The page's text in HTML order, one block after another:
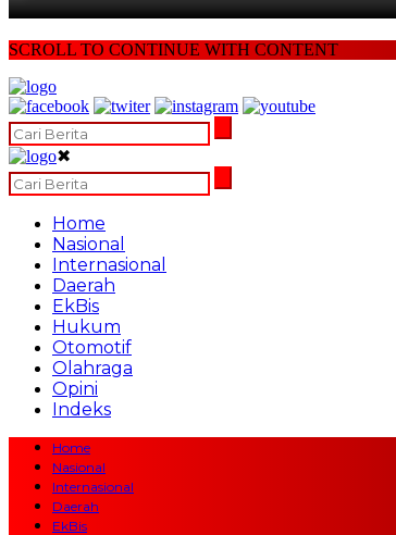
SCROLL TO CONTINUE WITH CONTENT
✖
Home
Nasional
Internasional
Daerah
EkBis
Hukum
Otomotif
Olahraga
Opini
Indeks
Home
Nasional
Internasional
Daerah
EkBis